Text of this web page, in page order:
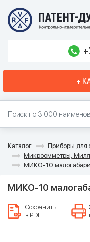
+
Каталог
Приборы для
Микроомметры,
МИКО-10
МИКО-10
Сохранить
в PDF